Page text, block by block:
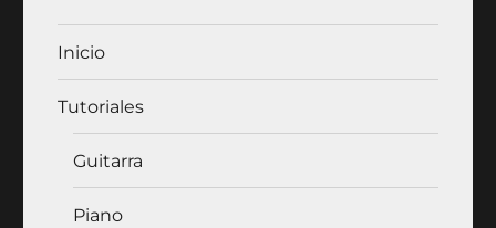
100Lecciones.Org
Inicio
Tutoriales
Guitarra
Piano